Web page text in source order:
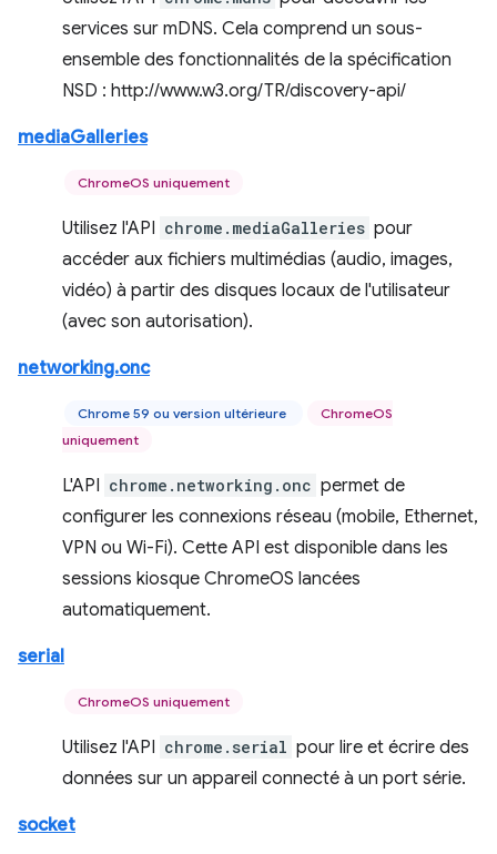
services sur mDNS. Cela comprend un sous-
ensemble des fonctionnalités de la spécification
NSD : http://www.w3.org/TR/discovery-api/
mediaGalleries
ChromeOS uniquement
Utilisez l'API chrome.mediaGalleries pour
accéder aux fichiers multimédias (audio, images,
vidéo) à partir des disques locaux de l'utilisateur
(avec son autorisation).
networking.onc
Chrome 59 ou version ultérieure
ChromeOS
uniquement
L'API chrome.networking.onc permet de
configurer les connexions réseau (mobile, Ethernet,
VPN ou Wi-Fi). Cette API est disponible dans les
sessions kiosque ChromeOS lancées
automatiquement.
serial
ChromeOS uniquement
Utilisez l'API chrome.serial pour lire et écrire des
données sur un appareil connecté à un port série.
socket